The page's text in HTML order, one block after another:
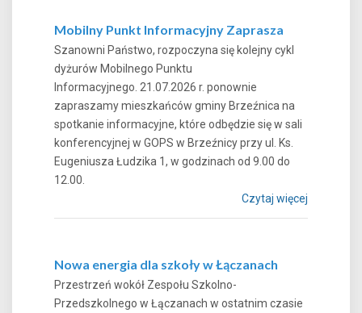
Mobilny Punkt Informacyjny Zaprasza
Szanowni Państwo, rozpoczyna się kolejny cykl
dyżurów Mobilnego Punktu
Informacyjnego. 21.07.2026 r. ponownie
zapraszamy mieszkańców gminy Brzeźnica na
spotkanie informacyjne, które odbędzie się w sali
konferencyjnej w GOPS w Brzeźnicy przy ul. Ks.
Eugeniusza Łudzika 1, w godzinach od 9.00 do
12.00.
Czytaj więcej
Nowa energia dla szkoły w Łączanach
Przestrzeń wokół Zespołu Szkolno-
Przedszkolnego w Łączanach w ostatnim czasie